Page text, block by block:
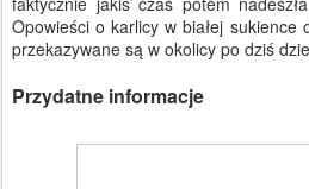
Opowieści o karlicy w białej sukience
przekazywane są w okolicy po dziś
Przydatne informacje